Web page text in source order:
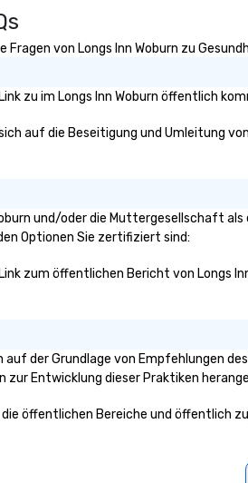
von Longs Inn Woburn zu
zu im Longs Inn Woburn öffentlich
auf die Beseitigung und Umleitung
und/oder die Muttergesellschaft
Optionen Sie zertifiziert sind:
zum öffentlichen Bericht von Longs
auf der Grundlage von Empfehlungen
zur Entwicklung dieser Praktiken
öffentlichen Bereiche und öffentlich